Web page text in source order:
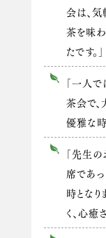
会は、
茶を味
たです。」
「一人
茶会で
優雅な時
「先生
席であ
時とな
く、心癒